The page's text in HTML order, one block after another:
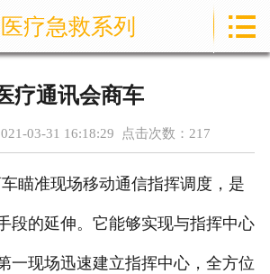
资讯中心
售后服务
医疗急救系列 
疗通讯会商车
03-31 16:18:29 点击次数： 217
瞄准现场移动通信指挥调度，是
段的延伸。它能够实现与指挥中心
一现场迅速建立指挥中心，全方位